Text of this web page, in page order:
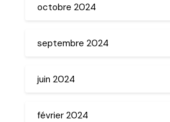
octobre 2024
septembre 2024
juin 2024
février 2024